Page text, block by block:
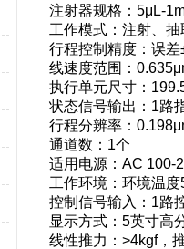
注射器规格：5μL-
工作模式：注射、
行程控制精度：误
线速度范围：
执行单元尺寸：
状态信号输出：1路
行程分辨率：
通道数：1个
适用电源：AC 100-
工作环境：环境温
控制信号输入：1路
显示方式：5英寸高
线性推力：>4kgf，